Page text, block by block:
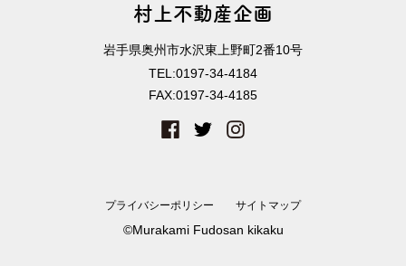
村上不動産企画
岩手県奥州市水沢東上野町2番10号
TEL:0197-34-4184
FAX:0197-34-4185
プライバシーポリシー サイトマップ
©Murakami Fudosan kikaku